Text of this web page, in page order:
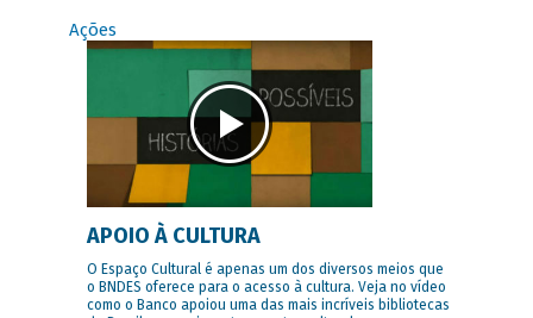
Ações
APOIO À CULTURA
O Espaço Cultural é apenas um dos diversos meios que
o BNDES oferece para o acesso à cultura. Veja no vídeo
como o Banco apoiou uma das mais incríveis bibliotecas